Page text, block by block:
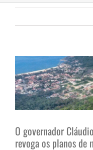
View
Larger
Image
O governador
revoga os planos de